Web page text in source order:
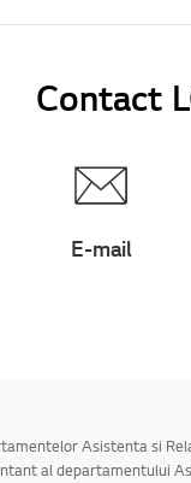
Contact
E-mail
Asistenta si
al departamentului